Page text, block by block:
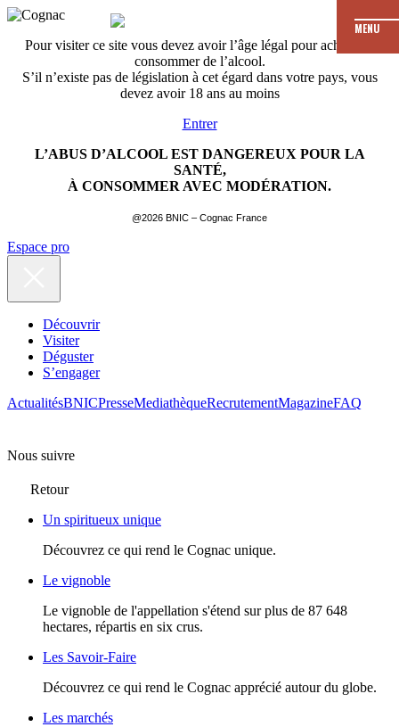
Pour visiter ce site vous devez avoir l’âge légal pour acheter et
consommer de l’alcool.
S’il n’existe pas de législation à cet égard dans votre pays, vous
devez avoir 18 ans au moins
Entrer
L’ABUS D’ALCOOL EST DANGEREUX POUR LA
SANTÉ,
À CONSOMMER AVEC MODÉRATION.
@2026 BNIC – Cognac France
MENU
Espace pro
Découvrir
Visiter
Déguster
S’engager
ActualitésBNICPresseMediathèqueRecrutementMagazineFAQ
Nous suivre
Retour
Un spiritueux unique
Découvrez ce qui rend le Cognac unique.
Le vignoble
Le vignoble de l'appellation s'étend sur plus de 87 648
hectares, répartis en six crus.
Les Savoir-Faire
Découvrez ce qui rend le Cognac apprécié autour du globe.
Les marchés